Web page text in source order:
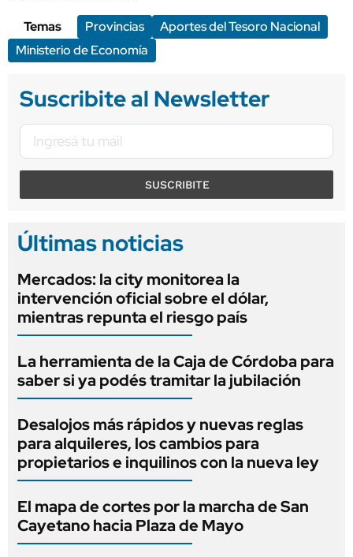
Temas
Provincias
Aportes del Tesoro Nacional
Ministerio de Economía
Suscribite al Newsletter
SUSCRIBITE
Últimas noticias
Mercados: la city monitorea la
intervención oficial sobre el dólar,
mientras repunta el riesgo país
La herramienta de la Caja de Córdoba para
saber si ya podés tramitar la jubilación
Desalojos más rápidos y nuevas reglas
para alquileres, los cambios para
propietarios e inquilinos con la nueva ley
El mapa de cortes por la marcha de San
Cayetano hacia Plaza de Mayo